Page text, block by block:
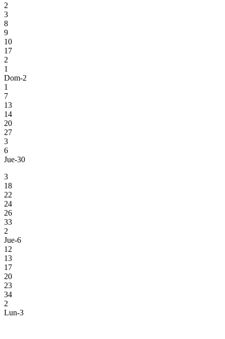
2
3
8
9
10
17
2
1
Dom-2
1
7
13
14
20
27
3
6
Jue-30
3
18
22
24
26
33
2
Jue-6
12
13
17
20
23
34
2
Lun-3